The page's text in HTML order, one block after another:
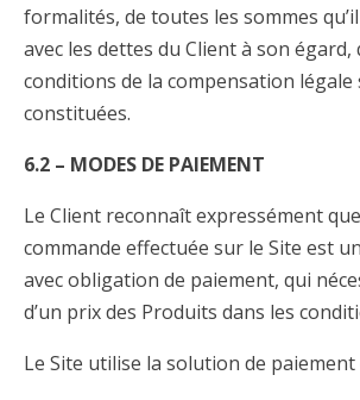
formalités, de toutes les sommes
avec les dettes du Client à son égard,
conditions de la compensation
constituées.
6.2 – MODES DE PAIEMENT
Le Client reconnaît expressément
commande effectuée sur le Site est
avec obligation de paiement, qui
d’un prix des Produits dans les
Le Site utilise la solution de